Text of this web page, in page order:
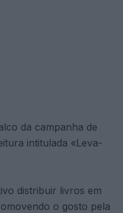
da campanha de
intitulada «Leva-
distribuir livros em
o gosto pela